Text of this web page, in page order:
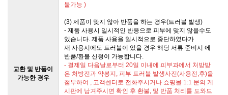
교환 및 반품이
가능한 경우
불가능 )
(3) 제품이 맞지 않아 반품을 하는 경우(트러블 발생)
- 제품 사용시 일시적인 반응으로 피부에 맞지 않을수도
있습니다. 제품 사용을 일시적으로 중단하였다가
재 사용시에도 트러블이 있을 경우 해당 서류 준비시 에
반품/환불 신청이 가능합니다.
- 결제일 다음날로부터 20일 이내에 피부과에서 처방받
은 처방전과 약봉지, 피부 트러블 발생사진(사용전,후)을
첨부하여 , 고객센터로 전화주시거나 쇼핑몰 1:1 문의 게
시판에 남겨주시면 확인 후 환불, 및 반품 처리를 도와드